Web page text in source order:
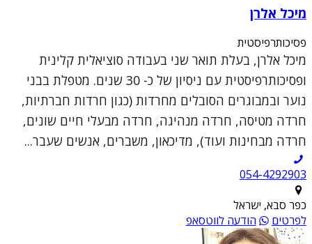
מיכל אלרן
פסיכותרפיסטית
מיכל אלרן, בעלת תואר שני בעבודה סוציאלית קלינית
ופסיכותרפיסטית עם ניסיון של כ- 30 שנים. מטפלת בבני
נוער ובמבוגרים הסובלים מחרדות (כגון חרדות חברתיות,
חרדה מטיסה, חרדה מנהיגה, חרדה מבעלי חיים שונים,
חרדה מבחינות ועוד), מדיכאון, משברים, אנשים שעבר...
054-4292903
כפר סבא, ישראל
לפרטים
הודעה לווטסאפ